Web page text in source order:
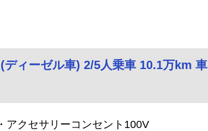
ィーゼル車) 2/5人乗車 10.1万km 車
アクセサリーコンセント100V